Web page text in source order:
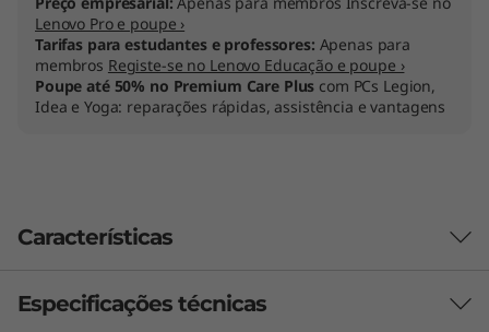
Lenovo Pro e poupe ›
Tarifas para estudantes e professores: Apenas para
membros Registe-se no Lenovo Educação e poupe ›
Poupe até 50% no Premium Care Plus com PCs Legion,
Idea e Yoga: reparações rápidas, assistência e vantagens
Características
Especificações técnicas